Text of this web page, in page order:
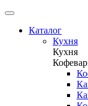
Каталог
Кухня
Кухня